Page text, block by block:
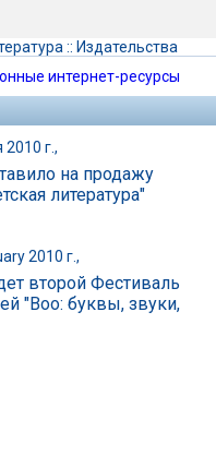
:: Издательства
интернет-ресурсы
г.,
на продажу
литература"
2010 г.,
второй Фестиваль
"Boo: буквы, звуки,